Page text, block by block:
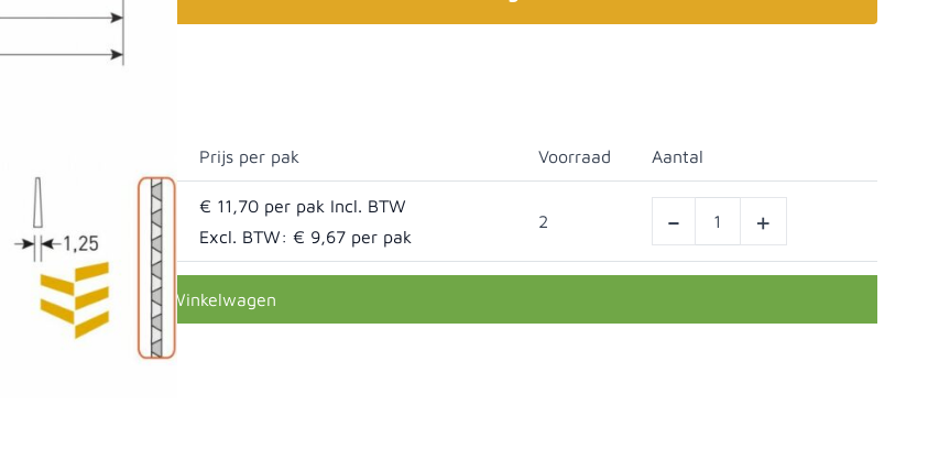
Prijs per pak Voorraad Aantal
€ 11,70
Excl. BTW: € 9,67
2 - +
In Winkelwagen